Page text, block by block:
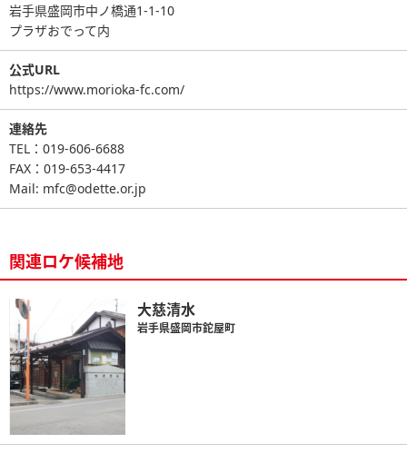
岩手県盛岡市中ノ橋通1-1-10
プラザおでって内
公式URL
https://www.morioka-fc.com/
連絡先
TEL：019-606-6688
FAX：019-653-4417
Mail: mfc@odette.or.jp
関連ロケ候補地
大慈清水
岩手県盛岡市鉈屋町